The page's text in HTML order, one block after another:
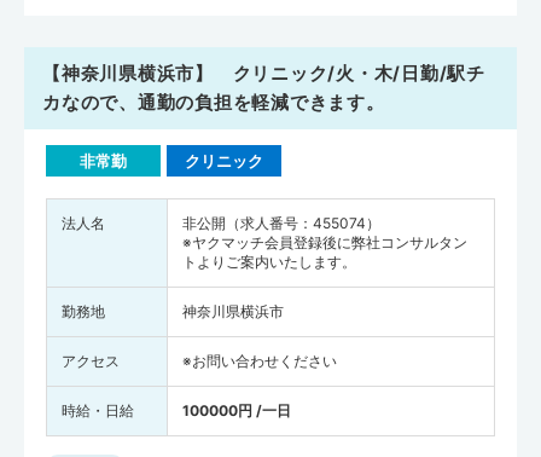
【神奈川県横浜市】 クリニック/火・木/日勤/駅チ
カなので、通勤の負担を軽減できます。
非常勤 クリニック
法人名
非公開（求人番号：455074）
※ヤクマッチ会員登録後に弊社コンサルタン
トよりご案内いたします。
勤務地 神奈川県横浜市
アクセス ※お問い合わせください
時給・日給 100000円 /一日